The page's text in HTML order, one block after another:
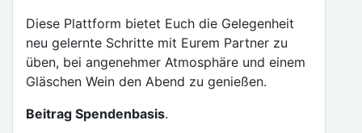
Diese Plattform bietet Euch die Gelegenheit
neu gelernte Schritte mit Eurem Partner zu
üben, bei angenehmer Atmosphäre und einem
Gläschen Wein den Abend zu genießen.
Beitrag Spendenbasis.